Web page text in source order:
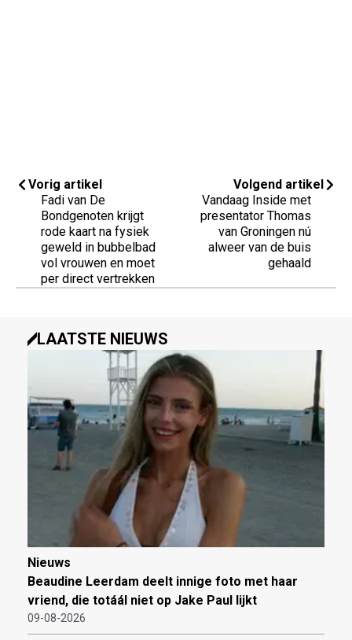
Vorig artikel
Fadi van De
Bondgenoten krijgt
rode kaart na fysiek
geweld in bubbelbad
vol vrouwen en moet
per direct vertrekken
Volgend artikel
Vandaag Inside met
presentator Thomas
van Groningen nú
alweer van de buis
gehaald
LAATSTE NIEUWS
Nieuws
Beaudine Leerdam deelt innige foto met haar
vriend, die totáál niet op Jake Paul lijkt
09-08-2026